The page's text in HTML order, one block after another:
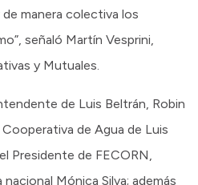
manera colectiva los
señaló Martín Vesprini,
y Mutuales.
de Luis Beltrán, Robin
de Agua de Luis
Presidente de FECORN,
Mónica Silva; además